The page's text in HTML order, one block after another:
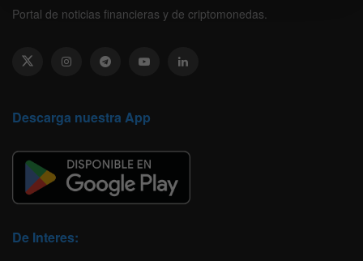
Portal de noticias financieras y de criptomonedas.
Descarga nuestra App
De Interes: